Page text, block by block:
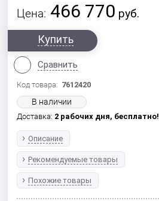
Цена: 466 770 руб.
Купить
Сравнить
Код товара: 7612420
В наличии
Доставка: 2 рабочих дня, бесплатно!
Описание
Рекомендуемые товары
Похожие товары